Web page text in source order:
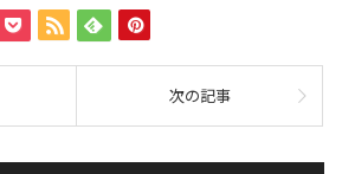
次の記事